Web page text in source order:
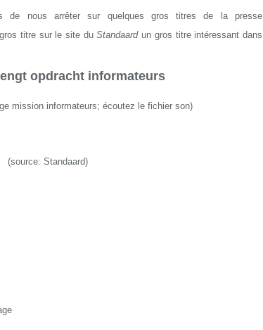
de nous arrêter sur quelques gros titres de la presse
gros titre sur le site duStandaardun gros titre intéressant dans
opdracht informateurs
mission informateurs; écoutez le fichier son)
(source: Standaard)